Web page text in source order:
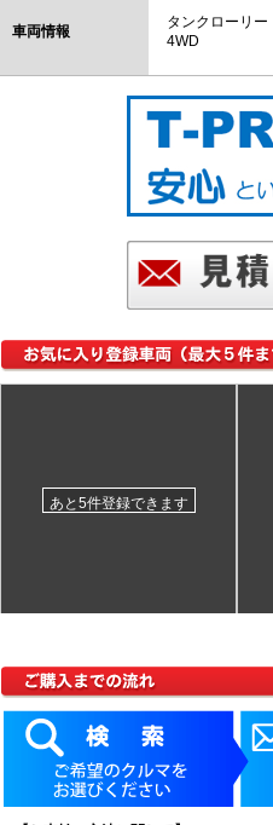
車両情報
タンクローリ
4WD
あと5件登録できます